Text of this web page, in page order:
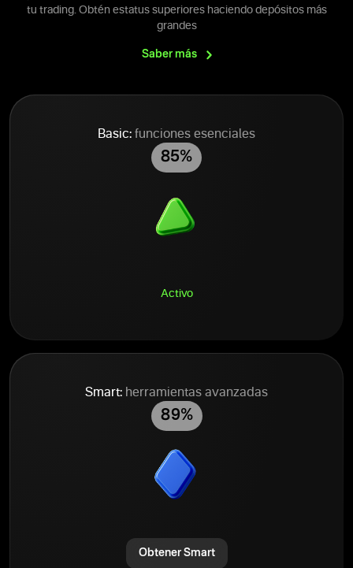
tu trading. Obtén estatus superiores haciendo depósitos más
grandes
Sabermás
Basic: funciones esenciales
85%
Activo
Smart: herramientas avanzadas
89%
Obtener Smart